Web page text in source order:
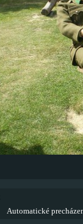
Automatické